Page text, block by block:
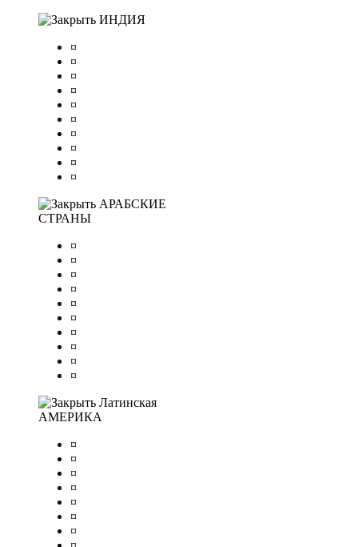
ИНДИЯ
¤
¤
¤
¤
¤
¤
¤
¤
¤
¤
АРАБСКИЕ
СТРАНЫ
¤
¤
¤
¤
¤
¤
¤
¤
¤
¤
Латинская
АМЕРИКА
¤
¤
¤
¤
¤
¤
¤